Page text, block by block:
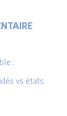
:
vs états